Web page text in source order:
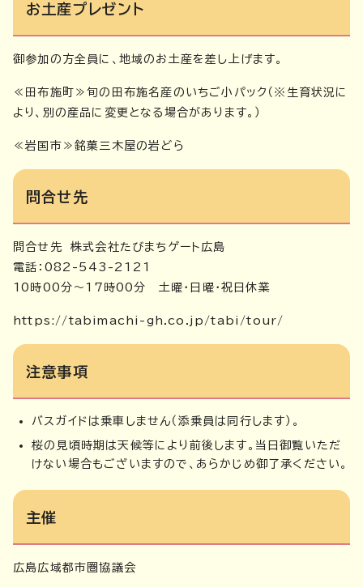
お土産プレゼント
御参加の方全員に、地域のお土産を差し上げます。
≪田布施町≫旬の田布施名産のいちご小パック（※生育状況に
より、別の産品に変更となる場合があります。）
≪岩国市≫銘菓三木屋の岩どら
問合せ先
問合せ先 株式会社たびまちゲート広島
電話：082-543-2121
10時00分～17時00分 土曜・日曜・祝日休業
https://tabimachi-gh.co.jp/tabi/tour/
注意事項
バスガイドは乗車しません（添乗員は同行します）。
桜の見頃時期は天候等により前後します。当日御覧いただ
けない場合もございますので、あらかじめ御了承ください。
主催
広島広域都市圏協議会